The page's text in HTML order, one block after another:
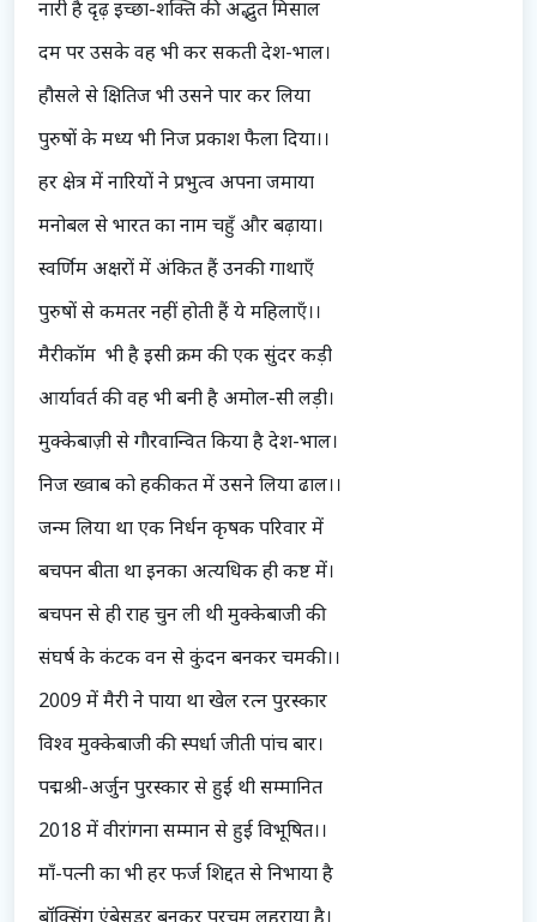
नारी है दृढ़ इच्छा-शक्ति की अद्भुत मिसाल
दम पर उसके वह भी कर सकती देश-भाल।
हौसले से क्षितिज भी उसने पार कर लिया
पुरुषों के मध्य भी निज प्रकाश फैला दिया।।
हर क्षेत्र में नारियों ने प्रभुत्व अपना जमाया
मनोबल से भारत का नाम चहुँ और बढ़ाया।
स्वर्णिम अक्षरों में अंकित हैं उनकी गाथाएँ
पुरुषों से कमतर नहीं होती हैं ये महिलाएँ।।
मैरीकॉम भी है इसी क्रम की एक सुंदर कड़ी
आर्यावर्त की वह भी बनी है अमोल-सी लड़ी।
मुक्केबाज़ी से गौरवान्वित किया है देश-भाल।
निज ख्वाब को हकीकत में उसने लिया ढाल।।
जन्म लिया था एक निर्धन कृषक परिवार में
बचपन बीता था इनका अत्यधिक ही कष्ट में।
बचपन से ही राह चुन ली थी मुक्केबाजी की
संघर्ष के कंटक वन से कुंदन बनकर चमकी।।
2009 में मैरी ने पाया था खेल रत्न पुरस्कार
विश्व मुक्केबाजी की स्पर्धा जीती पांच बार।
पद्मश्री-अर्जुन पुरस्कार से हुई थी सम्मानित
2018 में वीरांगना सम्मान से हुई विभूषित।।
माँ-पत्नी का भी हर फर्ज शिद्दत से निभाया है
बॉक्सिंग एंबेसडर बनकर परचम लहराया है।